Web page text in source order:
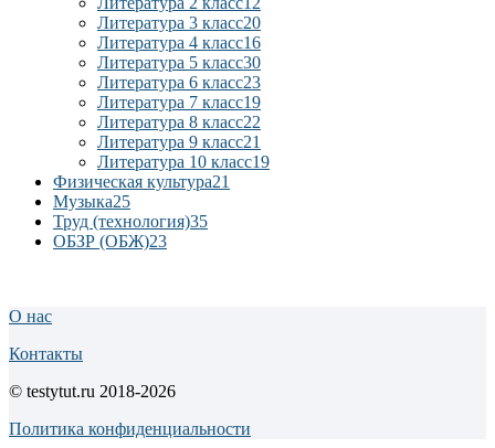
Литература 3 класс20
Литература 4 класс16
Литература 5 класс30
Литература 6 класс23
Литература 7 класс19
Литература 8 класс22
Литература 9 класс21
Литература 10 класс19
Физическая культура21
Музыка25
Труд (технология)35
ОБЗР (ОБЖ)23
О нас
Контакты
© testytut.ru 2018-2026
Политика конфиденциальности